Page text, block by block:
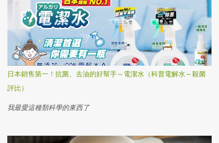
日本銷售第一！抗菌、去油的好幫手～電潔水（科普電解水～殺菌
評比）
我最愛這種類科學的東西了